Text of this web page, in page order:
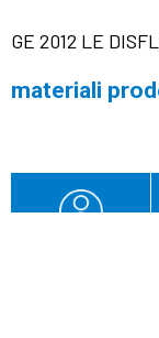
GE 2012 LE
materiali